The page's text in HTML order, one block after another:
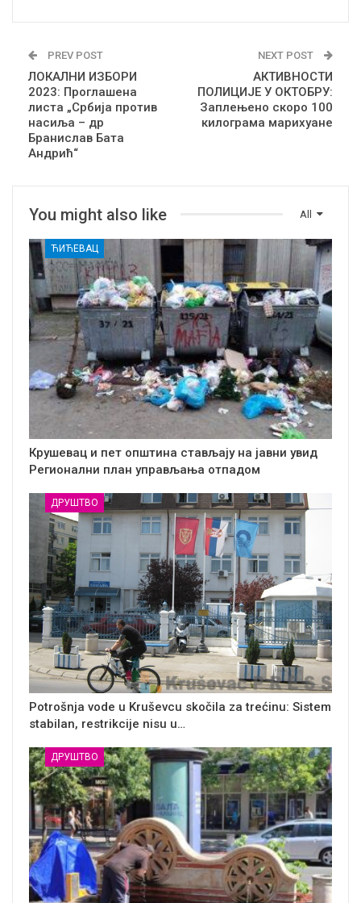
PREV POST
ЛОКАЛНИ ИЗБОРИ
2023: Проглашена
листа „Србија против
насиља – др
Бранислав Бата
Андрић“
NEXT POST
АКТИВНОСТИ
ПОЛИЦИЈЕ У ОКТОБРУ:
Заплењено скоро 100
килограма марихуане
All
You might also like
ЋИЋЕВАЦ
Крушевац и пет општина стављају на јавни увид
Регионални план управљања отпадом
ДРУШТВО
Potrošnja vode u Kruševcu skočila za trećinu: Sistem
stabilan, restrikcije nisu u…
ДРУШТВО